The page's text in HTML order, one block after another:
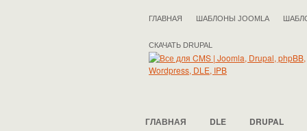
ГЛАВНАЯ ШАБЛОНЫ JOOMLA
СКАЧАТЬ DRUPAL
ГЛАВНАЯ DLE DRUPAL